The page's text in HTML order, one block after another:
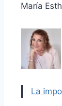
María
La